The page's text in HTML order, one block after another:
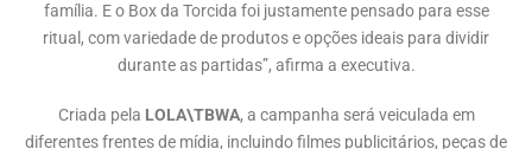
família. E o Box da Torcida foi justamente pensado para esse
ritual, com variedade de produtos e opções ideais para dividir
durante as partidas”, afirma a executiva.
Criada pela LOLA\TBWA, a campanha será veiculada em
diferentes frentes de mídia, incluindo filmes publicitários, peças de